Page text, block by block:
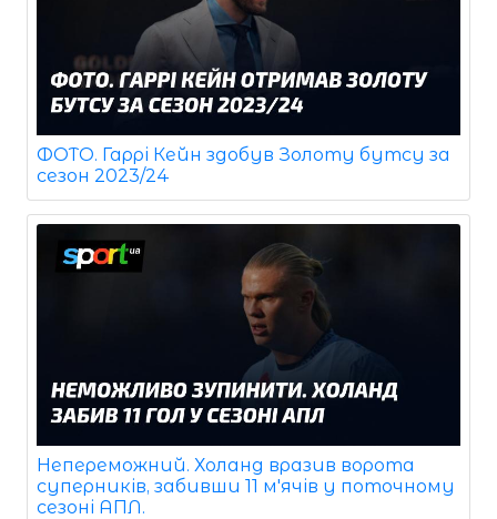
ФОТО. Гаррі Кейн здобув Золоту бутсу за
сезон 2023/24
Непереможний. Холанд вразив ворота
суперників, забивши 11 м'ячів у поточному
сезоні АПЛ.